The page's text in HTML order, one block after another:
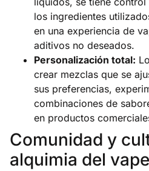
los ingredientes
en una experiencia de
aditivos no deseados.
Personalización total:
crear mezclas que se
sus preferencias,
combinaciones de
en productos
Comunidad y
alquimia del